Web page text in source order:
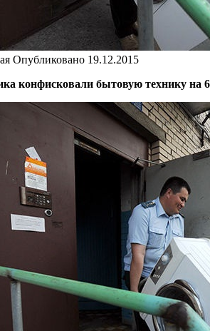
Опубликовано 19.12.2015
конфисковали бытовую технику на